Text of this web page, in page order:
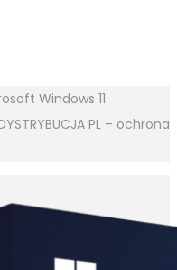
Windows 11
PL – ochrona